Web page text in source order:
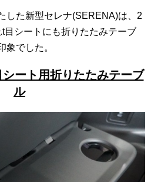
した新型セレナ(SERENA)は、2
目シートにも折りたたみテーブ
象でした。
ート用折りたたみテーブ
ル